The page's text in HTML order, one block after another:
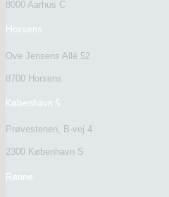
8000 Aarhus C
Horsens
Ove Jensens Allé 52
8700 Horsens
København S
Prøvestenen, B-vej 4
2300 København S
Rønne